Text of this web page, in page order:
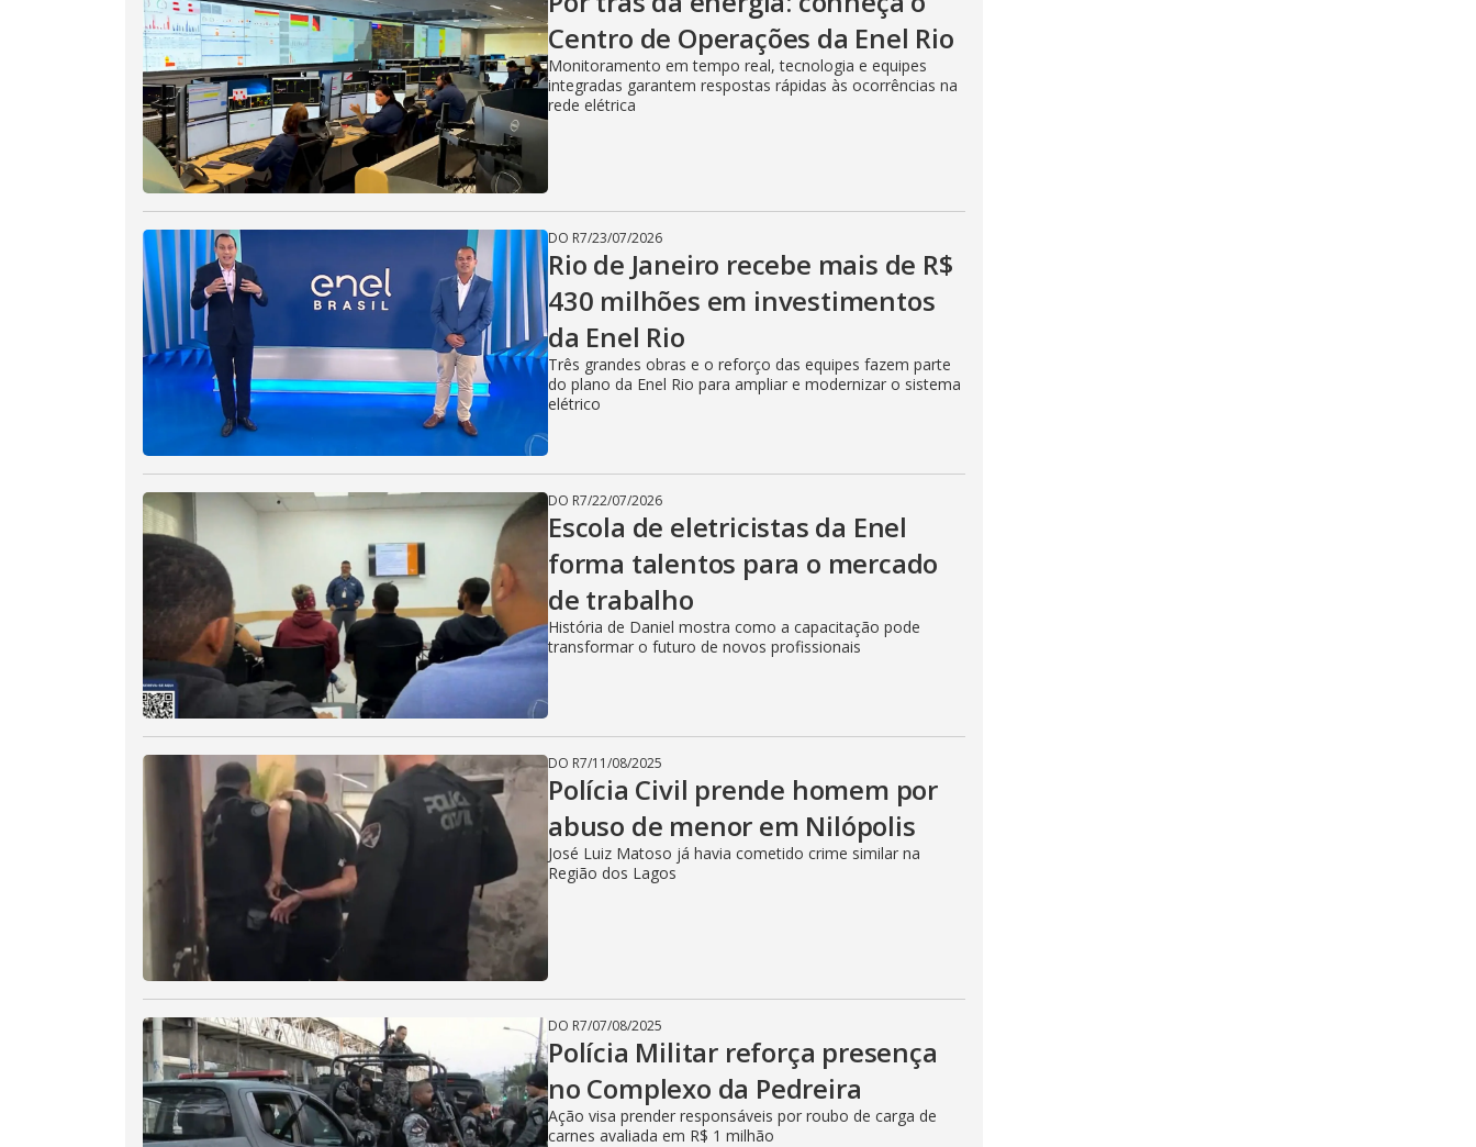
i
d
e
o
Centro de Operações da Enel Rio
Monitoramento em tempo real, tecnologia e equipes
integradas garantem respostas rápidas às ocorrências na
rede elétrica
DO R7/23/07/2026
Rio de Janeiro recebe mais de R$
430 milhões em investimentos
da Enel Rio
Três grandes obras e o reforço das equipes fazem parte
do plano da Enel Rio para ampliar e modernizar o sistema
elétrico
DO R7/22/07/2026
Escola de eletricistas da Enel
forma talentos para o mercado
de trabalho
História de Daniel mostra como a capacitação pode
transformar o futuro de novos profissionais
DO R7/11/08/2025
Polícia Civil prende homem por
abuso de menor em Nilópolis
José Luiz Matoso já havia cometido crime similar na
Região dos Lagos
DO R7/07/08/2025
Polícia Militar reforça presença
no Complexo da Pedreira
Ação visa prender responsáveis por roubo de carga de
carnes avaliada em R$ 1 milhão